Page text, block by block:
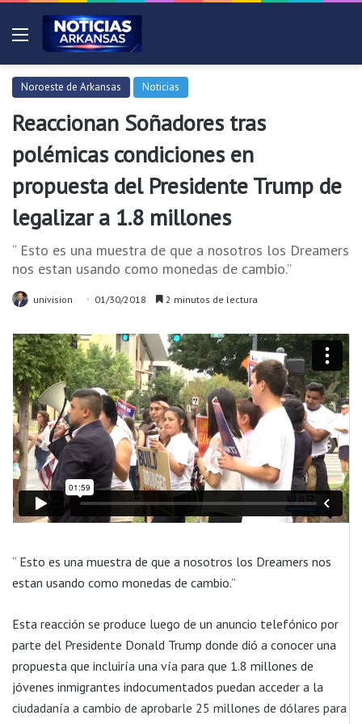
Menú
Noroeste de Arkansas Noticias
Reaccionan Soñadores tras
polémicas condiciones en
propuesta del Presidente Trump de
legalizar a 1.8 millones
“ Esto es una muestra de que a nosotros los Dreamers
nos estan usando como monedas de cambio.”
univision 01/30/2018 2 minutos de lectura
“ Esto es una muestra de que a nosotros los Dreamers nos
estan usando como monedas de cambio.”
Esta reacción se produce luego de un anuncio telefónico por
parte del Presidente Donald Trump donde dió a conocer una
propuesta que incluiría una vía para que 1.8 millones de
jóvenes inmigrantes indocumentados puedan acceder a la
ciudadanía a cambio de aprobarle 25 millones de dólares para